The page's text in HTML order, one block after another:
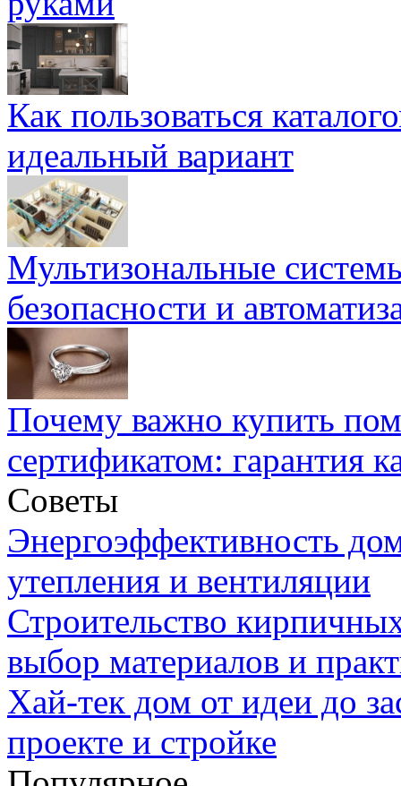
Как пользоваться
идеальный вариант
Мультизональные
безопасности и
Почему важно купить
сертификатом: гарантия
Советы
Энергоэффективность
утепления и вентиляции
Строительство
выбор материалов и
Хай-тек дом от идеи до
проекте и стройке